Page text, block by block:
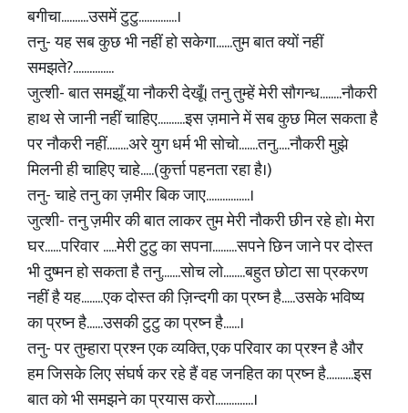
बगीचा..........उसमें टुटु..............।
तनु- यह सब कुछ भी नहीं हो सकेगा......तुम बात क्यों नहीं
समझते?...............
जुत्शी- बात समझूँ या नौकरी देखूँ। तनु तुम्हें मेरी सौगन्ध........नौकरी
हाथ से जानी नहीं चाहिए..........इस ज़माने में सब कुछ मिल सकता है
पर नौकरी नहीं........अरे युग धर्म भी सोचो.......तनु.....नौकरी मुझे
मिलनी ही चाहिए चाहे.....(कुर्त्ता पहनता रहा है।)
तनु- चाहे तनु का ज़मीर बिक जाए................।
जुत्शी- तनु ज़मीर की बात लाकर तुम मेरी नौकरी छीन रहे हो। मेरा
घर......परिवार .....मेरी टुटु का सपना.........सपने छिन जाने पर दोस्त
भी दुष्मन हो सकता है तनु.......सोच लो........बहुत छोटा सा प्रकरण
नहीं है यह........एक दोस्त की ज़िन्दगी का प्रष्न है.....उसके भविष्य
का प्रष्न है......उसकी टुटु का प्रष्न है......।
तनु- पर तुम्हारा प्रश्न एक व्यक्ति, एक परिवार का प्रश्न है और
हम जिसके लिए संघर्ष कर रहे हैं वह जनहित का प्रष्न है..........इस
बात को भी समझने का प्रयास करो..............।